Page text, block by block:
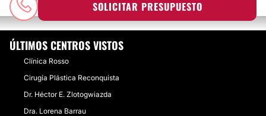
SOLICITAR PRESUPUESTO
DR. SEBASTIÁN JOSÉ GONZÁLEZ
ÚLTIMOS CENTROS VISTOS
Clínica Rosso
Cirugía Plástica Reconquista
Dr. Héctor E. Zlotogwiazda
Dra. Lorena Barrau